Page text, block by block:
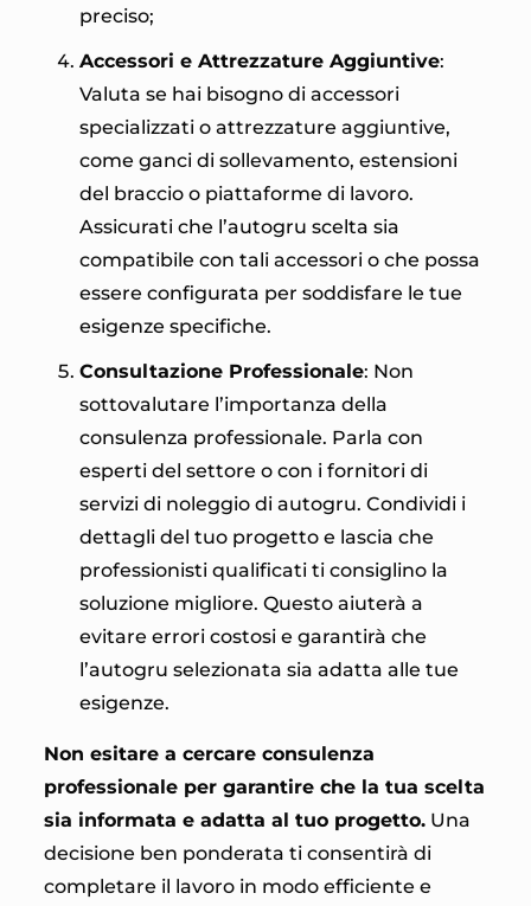
preciso;
Accessori e Attrezzature Aggiuntive:
Valuta se hai bisogno di accessori
specializzati o attrezzature aggiuntive,
come ganci di sollevamento, estensioni
del braccio o piattaforme di lavoro.
Assicurati che l’autogru scelta sia
compatibile con tali accessori o che possa
essere configurata per soddisfare le tue
esigenze specifiche.
Consultazione Professionale: Non
sottovalutare l’importanza della
consulenza professionale. Parla con
esperti del settore o con i fornitori di
servizi di noleggio di autogru. Condividi i
dettagli del tuo progetto e lascia che
professionisti qualificati ti consiglino la
soluzione migliore. Questo aiuterà a
evitare errori costosi e garantirà che
l’autogru selezionata sia adatta alle tue
esigenze.
Non esitare a cercare consulenza
professionale per garantire che la tua scelta
sia informata e adatta al tuo progetto.Una
decisione ben ponderata ti consentirà di
completare il lavoro in modo efficiente e